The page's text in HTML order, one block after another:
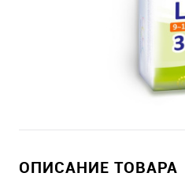
ОПИСАНИЕ ТОВАРА